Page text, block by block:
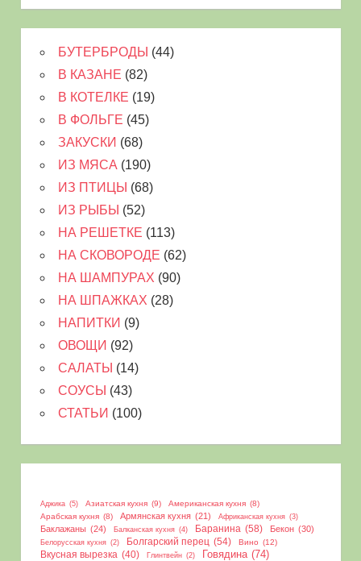
БУТЕРБРОДЫ (44)
В КАЗАНЕ (82)
В КОТЕЛКЕ (19)
В ФОЛЬГЕ (45)
ЗАКУСКИ (68)
ИЗ МЯСА (190)
ИЗ ПТИЦЫ (68)
ИЗ РЫБЫ (52)
НА РЕШЕТКЕ (113)
НА СКОВОРОДЕ (62)
НА ШАМПУРАХ (90)
НА ШПАЖКАХ (28)
НАПИТКИ (9)
ОВОЩИ (92)
САЛАТЫ (14)
СОУСЫ (43)
СТАТЬИ (100)
Аджика (5) Азиатская кухня (9) Американская кухня (8)
Арабская кухня (8) Армянская кухня (21) Африканская кухня (3)
Баклажаны (24) Балканская кухня (4) Баранина (58) Бекон (30)
Белорусская кухня (2) Болгарский перец (54) Вино (12)
Вкусная вырезка (40) Глинтвейн (2) Говядина (74)